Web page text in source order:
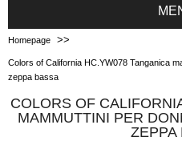
Homepage >>
Colors of California HC.YW078 Tanganica
zeppa bassa
COLORS OF
MAMMUTTINI PER
ZEPPA